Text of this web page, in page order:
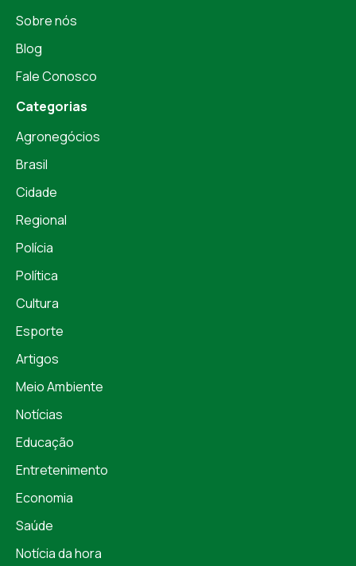
Sobre nós
Blog
Fale Conosco
Categorias
Agronegócios
Brasil
Cidade
Regional
Polícia
Política
Cultura
Esporte
Artigos
Meio Ambiente
Notícias
Educação
Entretenimento
Economia
Saúde
Notícia da hora